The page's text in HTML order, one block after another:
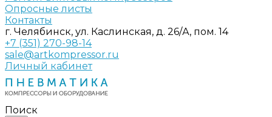
Опросные листы
Контакты
г. Челябинск, ул. Каслинская, д. 26/А, пом. 14
+7 (351) 270-98-14
sale@artkompressor.ru
Личный кабинет
Поиск